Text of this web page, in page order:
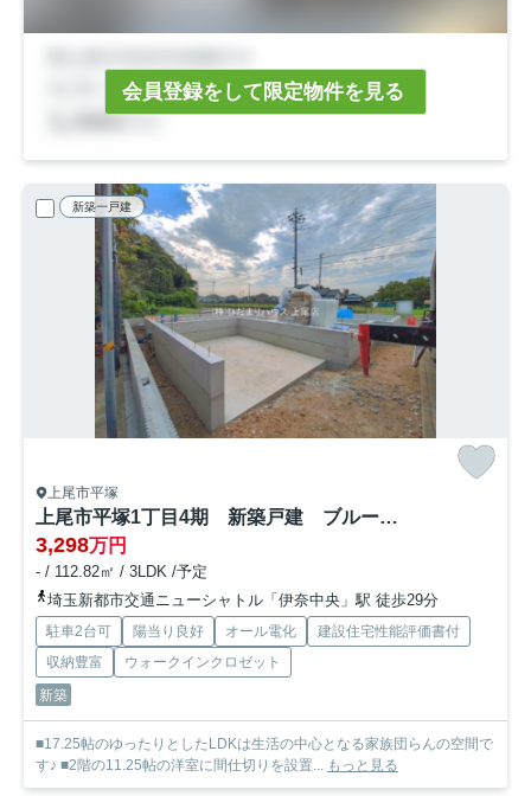
会員登録をして限定物件を見る
新築一戸建
上尾市平塚
上尾市平塚1丁目4期 新築戸建 ブルーミング01
3,298万円
- / 112.82㎡ / 3LDK /予定
埼玉新都市交通ニューシャトル「伊奈中央」駅 徒歩29分
駐車2台可 陽当り良好 オール電化
建設住宅性能評価書付
収納豊富
ウォークインクロゼット
新築
■17.25帖のゆったりとしたLDKは生活の中心となる家族団らんの空間で
す♪ ■2階の11.25帖の洋室に間仕切りを設置...
もっと見る